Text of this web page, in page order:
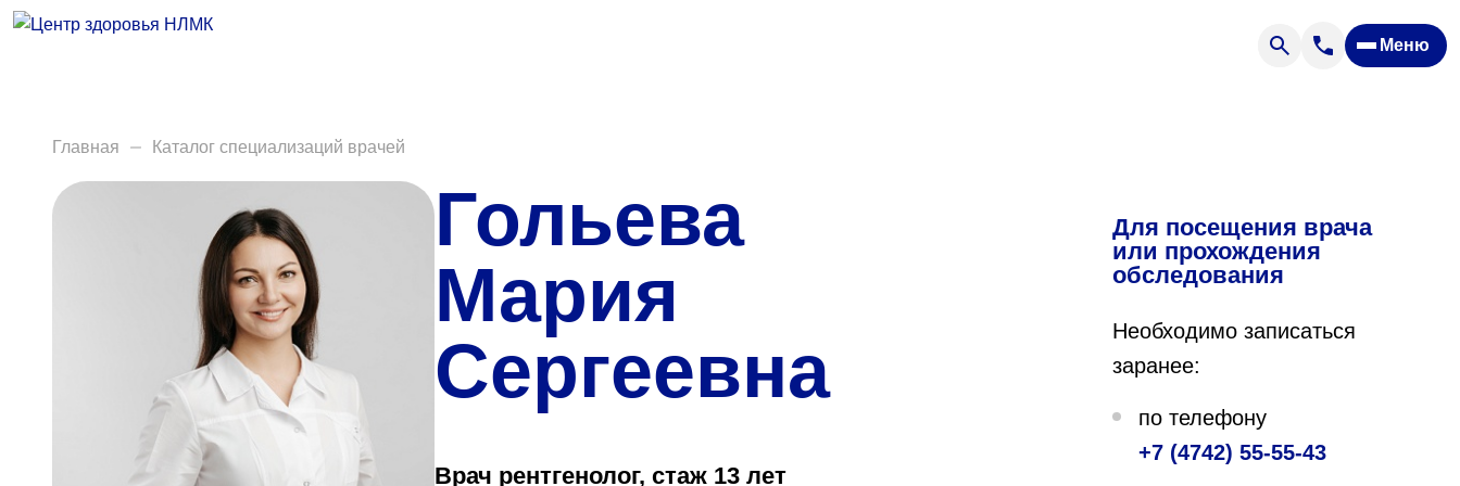
Меню
Анализы
Диагностика
Пациентам
Вакансии
Версия для слабовидящих
Центр здоровья НЛМК Санаторий-профилакторий «Парус»
Главная Каталог специализаций врачей
Гольева
Мария
Сергеевна
Врач рентгенолог, стаж 13 лет
Для посещения врача
или прохождения
обследования
Необходимо записаться
заранее:
по телефону
+7 (4742) 55-55-43